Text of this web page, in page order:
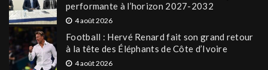
performante à l’horizon 2027-2032
4 août 2026
Football : Hervé Renard fait son grand retour
à la tête des Éléphants de Côte d’Ivoire
4 août 2026